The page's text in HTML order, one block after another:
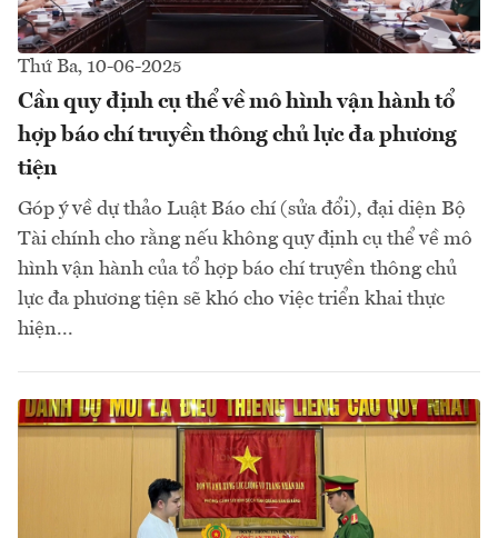
Thứ Ba, 10-06-2025
Cần quy định cụ thể về mô hình vận hành tổ
hợp báo chí truyền thông chủ lực đa phương
tiện
Góp ý về dự thảo Luật Báo chí (sửa đổi), đại diện Bộ
Tài chính cho rằng nếu không quy định cụ thể về mô
hình vận hành của tổ hợp báo chí truyền thông chủ
lực đa phương tiện sẽ khó cho việc triển khai thực
hiện...